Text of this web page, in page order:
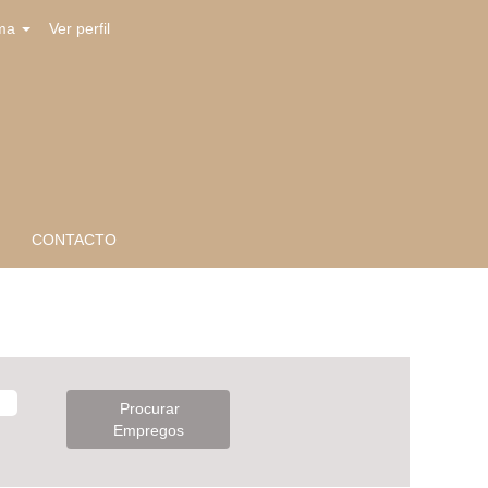
Ver perfil
CONTACTO